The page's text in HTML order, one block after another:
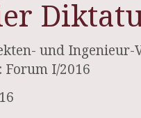
und Ingenieur-
Forum I/2016